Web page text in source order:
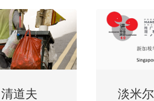
清道夫 淡米